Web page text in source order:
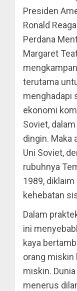
Presiden
Ronald
Perdana
Margaret
terutama
menghadapi
ekonomi
Soviet,
dingin. Maka
Uni Soviet,
rubuhnya
1989, diklaim
kehebatan
Dalam
ini
kaya
orang miskin
miskin.
menerus